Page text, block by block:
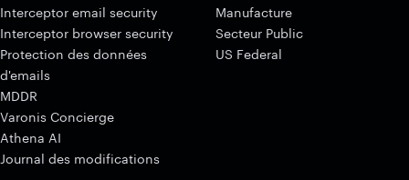
Interceptor email security
Interceptor browser security
Protection des données
d'emails
MDDR
Varonis Concierge
Athena AI
Journal des modifications
Manufacture
Secteur Public
US Federal